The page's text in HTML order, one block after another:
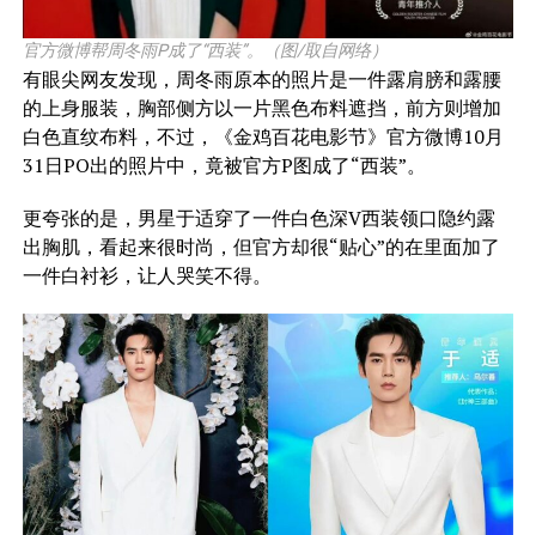
官方微博帮周冬雨P成了“西装”。（图/取自网络）
有眼尖网友发现，周冬雨原本的照片是一件露肩膀和露腰
的上身服装，胸部侧方以一片黑色布料遮挡，前方则增加
白色直纹布料，不过，《金鸡百花电影节》官方微博10月
31日PO出的照片中，竟被官方P图成了“西装”。
更夸张的是，男星于适穿了一件白色深V西装领口隐约露
出胸肌，看起来很时尚，但官方却很“贴心”的在里面加了
一件白衬衫，让人哭笑不得。